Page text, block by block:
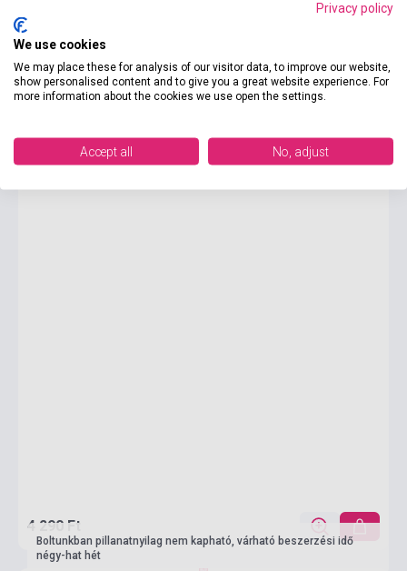
3 750 Ft
Készlet: 1-10 darab
4 290 Ft
Boltunkban pillanatnyilag nem kapható, várható beszerzési idő
négy-hat hét
Privacy policy
We use cookies
We may place these for analysis of our visitor data, to improve our website,
show personalised content and to give you a great website experience. For
more information about the cookies we use open the settings.
Accept all No, adjust